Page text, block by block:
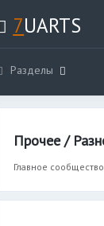
7UARTS
Разделы
Прочее /
Главное